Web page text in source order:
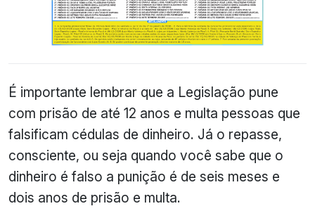
É importante lembrar que a Legislação pune
com prisão de até 12 anos e multa pessoas que
falsificam cédulas de dinheiro. Já o repasse,
consciente, ou seja quando você sabe que o
dinheiro é falso a punição é de seis meses e
dois anos de prisão e multa.